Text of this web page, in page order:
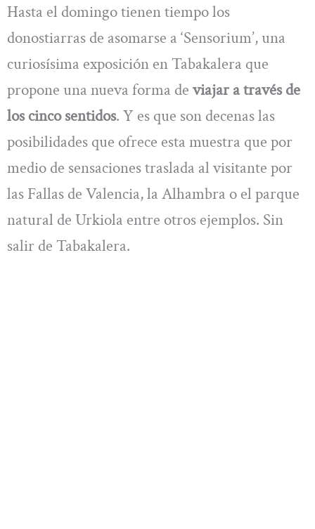
Hasta el domingo tienen tiempo los
donostiarras de asomarse a ‘Sensorium’, una
curiosísima exposición en Tabakalera que
propone una nueva forma de viajar a través de
los cinco sentidos. Y es que son decenas las
posibilidades que ofrece esta muestra que por
medio de sensaciones traslada al visitante por
las Fallas de Valencia, la Alhambra o el parque
natural de Urkiola entre otros ejemplos. Sin
salir de Tabakalera.